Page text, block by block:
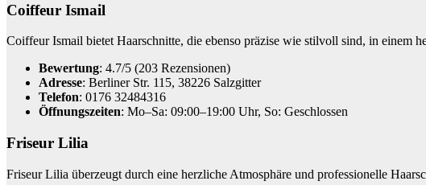
Coiffeur Ismail
Coiffeur Ismail bietet Haarschnitte, die ebenso präzise wie stilvoll sind, in einem
Bewertung: 4.7/5 (203 Rezensionen)
Adresse: Berliner Str. 115, 38226 Salzgitter
Telefon: 0176 32484316
Öffnungszeiten: Mo–Sa: 09:00–19:00 Uhr, So: Geschlossen
Friseur Lilia
Friseur Lilia überzeugt durch eine herzliche Atmosphäre und professionelle